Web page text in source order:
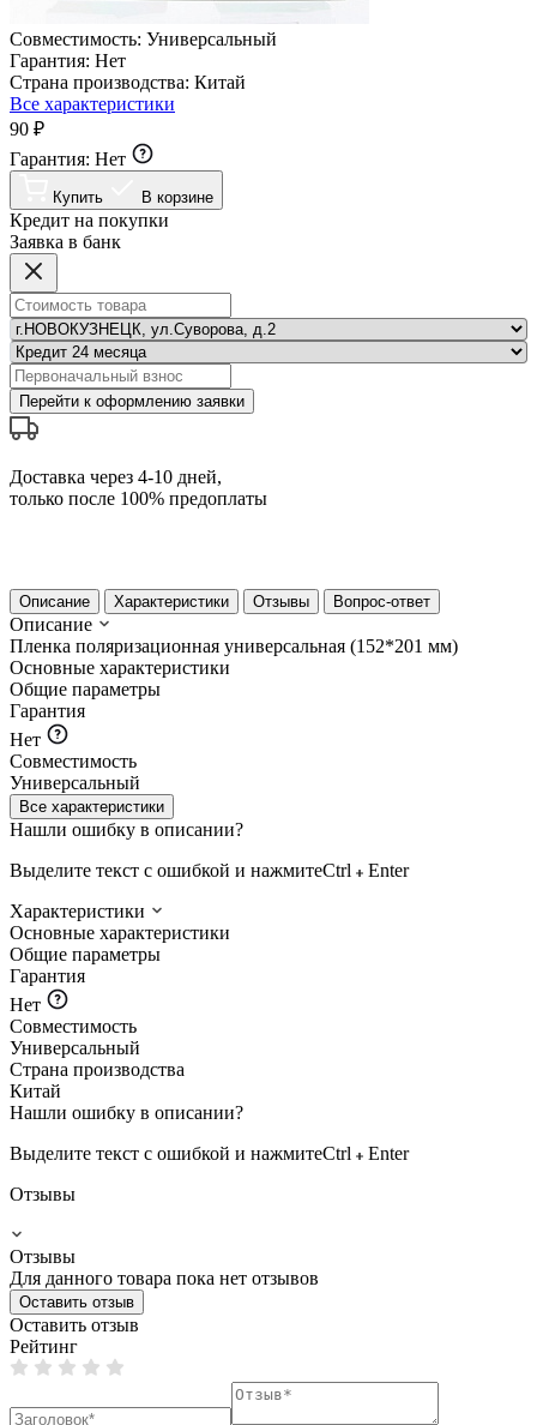
Совместимость: Универсальный
Гарантия: Нет
Страна производства: Китай
Все характеристики
90 ₽
Гарантия: Нет
Купить В корзине
Кредит на покупки
Заявка в банк
Перейти к оформлению заявки
Доставка через 4-10 дней,
только после 100% предоплаты
Описание Характеристики Отзывы Вопрос-ответ
Описание
Пленка поляризационная универсальная (152*201 мм)
Основные характеристики
Общие параметры
Гарантия
Нет
Совместимость
Универсальный
Все характеристики
Нашли ошибку в описании?
Выделите текст с ошибкой и нажмитеCtrl
Enter
Характеристики
Основные характеристики
Общие параметры
Гарантия
Нет
Совместимость
Универсальный
Страна производства
Китай
Нашли ошибку в описании?
Выделите текст с ошибкой и нажмитеCtrl
Enter
Отзывы
Отзывы
Для данного товара пока нет отзывов
Оставить отзыв
Оставить отзыв
Рейтинг